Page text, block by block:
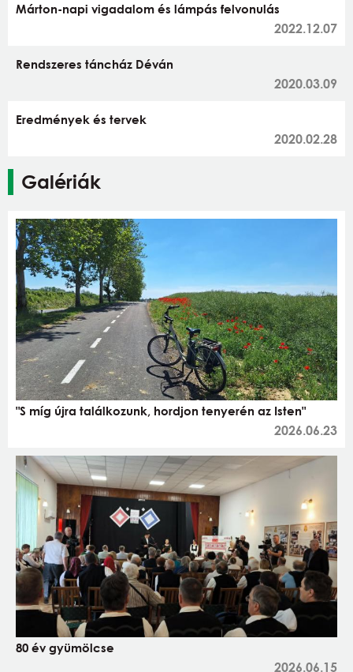
Márton-napi vigadalom és lámpás felvonulás
2022.12.07
Rendszeres táncház Déván
2020.03.09
Eredmények és tervek
2020.02.28
Galériák
"S míg újra találkozunk, hordjon tenyerén az Isten"
2026.06.23
80 év gyümölcse
2026.06.15